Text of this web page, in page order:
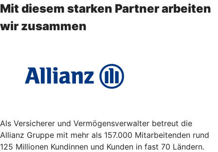
Mit diesem starken Partner arbeiten
wir zusammen
Als Versicherer und Vermögensverwalter betreut die
Allianz Gruppe mit mehr als 157.000 Mitarbeitenden rund
125 Millionen Kundinnen und Kunden in fast 70 Ländern.